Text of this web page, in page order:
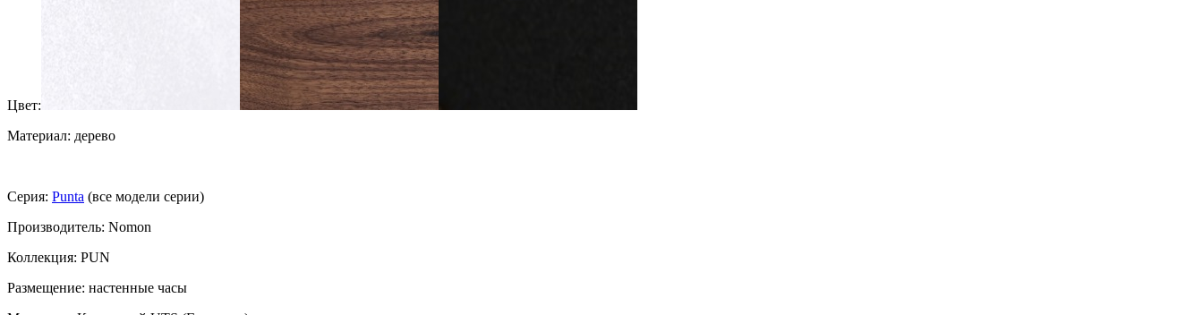
Цвет:
Материал: дерево
Серия: Punta (все модели серии)
Производитель: Nomon
Коллекция: PUN
Размещение: настенные часы